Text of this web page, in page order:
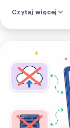
Czytaj więcej
swój
obraz